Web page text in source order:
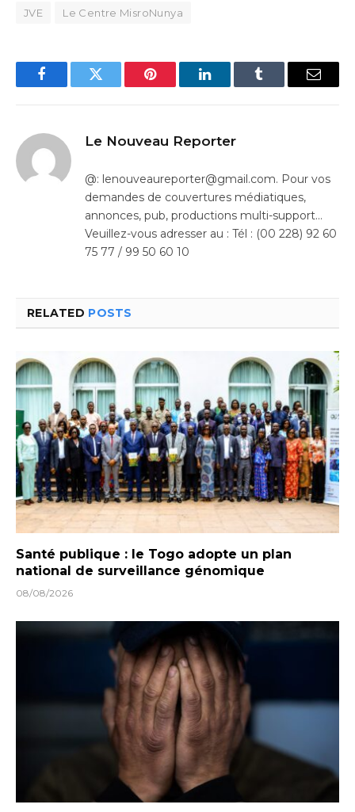
JVE Le Centre MisroNunya
FacebookTwitter Pinterest LinkedInTumblr Email
Le Nouveau Reporter
@: lenouveaureporter@gmail.com. Pour vos
demandes de couvertures médiatiques,
annonces, pub, productions multi-support…
Veuillez-vous adresser au : Tél : (00 228) 92 60
75 77 / 99 50 60 10
RELATED POSTS
Santé publique : le Togo adopte un plan
national de surveillance génomique
08/08/2026